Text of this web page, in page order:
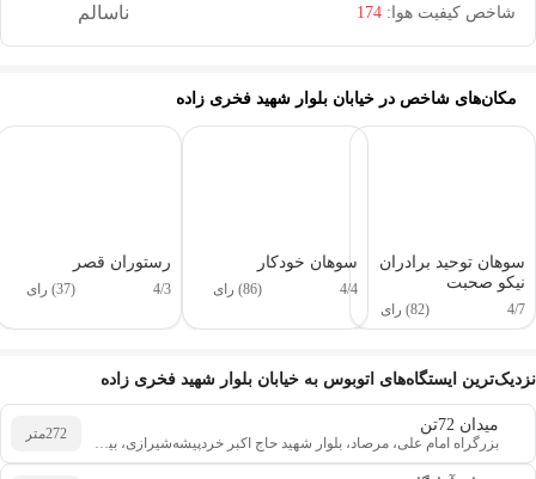
ناسالم شاخص کیفیت هوا: 174
مکان‌های شاخص در خیابان بلوار شهید فخری زاده
سوهان توحید برادران
نیکو صحبت
4/7 (82) رای
سوهان خودکار
4/4 (86) رای
رستوران قصر
4/3 (37) رای
نزدیک‌ترین ایستگاه‌های اتوبوس به خیابان بلوار شهید فخری زاده
272متر میدان 72تن
بزرگراه امام علی، مرصاد، بلوار شهید حاج اکبر خردپیشه‌شیرازی، بین شهید تند گویان و علی اکبر شیرازی
این دور و بر